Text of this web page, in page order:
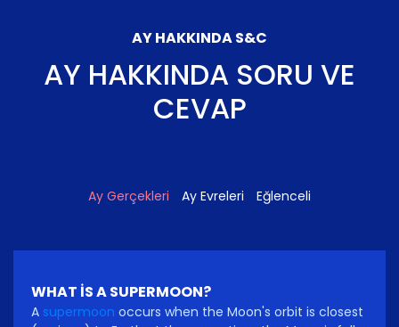
AY HAKKINDA S&C
AY HAKKINDA SORU VE
CEVAP
Ay Gerçekleri Ay Evreleri Eğlenceli
WHAT IS A SUPERMOON?
A supermoon occurs when the Moon's orbit is closest